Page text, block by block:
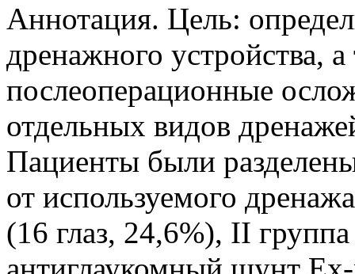
Аннотация. Цель:
дренажного устройства,
послеоперационные
отдельных видов
Пациенты были
от используемого
(16 глаз, 24,6%), II